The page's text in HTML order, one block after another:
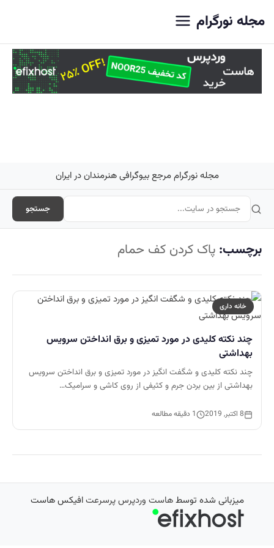
مجله نورگرام
مجله نورگرام مرجع بیوگرافی هنرمندان در ایران
جستجو
برچسب: پاک کردن کف حمام
خانه داری
چند نکته کلیدی در مورد تمیزی و برق انداختن سرویس
بهداشتی
چند نکته کلیدی و شگفت انگیز در مورد تمیزی و برق انداختن سرویس
بهداشتی از بین بردن جرم و کثیفی از روی کاشی و سرامیک…
8 اکتبر, 2019 1 دقیقه مطالعه
میزبانی شده توسطهاست وردپرس پرسرعتافیکس هاست